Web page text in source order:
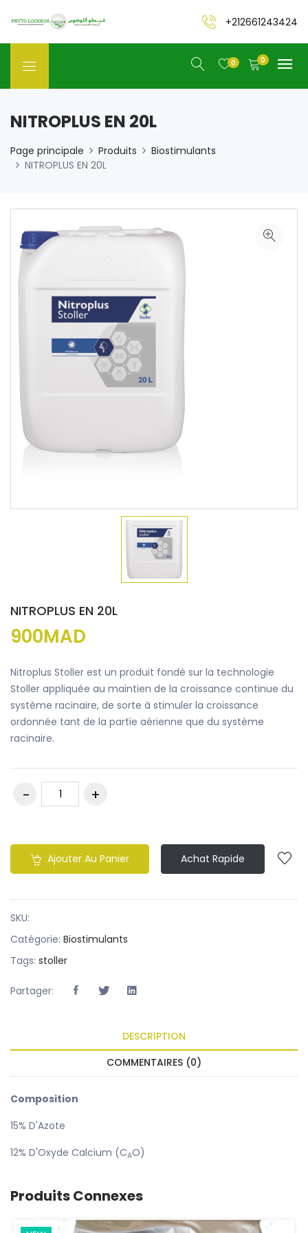
+212661243424
0 0
NITROPLUS EN 20L
Page principale Produits
Biostimulants
NITROPLUS EN 20L
NITROPLUS EN 20L
900MAD
Nitroplus Stoller est un produit fondé sur la technologie
Stoller appliquée au maintien de la croissance continue du
système racinaire, de sorte à stimuler la croissance
ordonnée tant de la partie aérienne que du système
racinaire.
Ajouter Au Panier Achat Rapide
SKU:
Catégorie: Biostimulants
Tags: stoller
Partager:
DESCRIPTION
COMMENTAIRES (0)
Composition
15% D'Azote
12% D'Oxyde Calcium (CAO)
Produits Connexes